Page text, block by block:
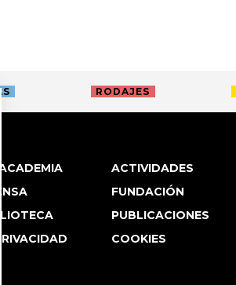
RODAJES
ACTIVIDADES
FUNDACIÓN
PUBLICACIONES
COOKIES